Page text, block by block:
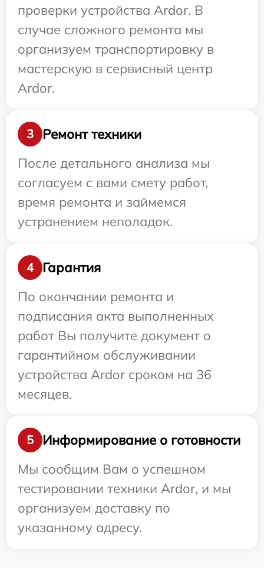
проверки устройства Ardor. В
случае сложного ремонта мы
организуем транспортировку в
мастерскую в сервисный центр
Ardor.
3
Ремонт техники
После детального анализа мы
согласуем с вами смету работ,
время ремонта и займемся
устранением неполадок.
4
Гарантия
По окончании ремонта и
подписания акта выполненных
работ Вы получите документ о
гарантийном обслуживании
устройства Ardor сроком на 36
месяцев.
5
Информирование о готовности
Мы сообщим Вам о успешном
тестировании техники Ardor, и мы
организуем доставку по
указанному адресу.